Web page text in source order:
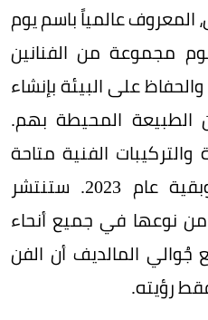
المعروف عالمياً باسم يوم
مجموعة من الفنانين
على البيئة بإنشاء
المحيطة بهم.
الفنية متاحة
خلال فترة عيد الفطر وبقية عام 2023. ستنتشر
من نوعها في جميع أنحاء
جُوالي المالديف أن الفن
رؤيته.